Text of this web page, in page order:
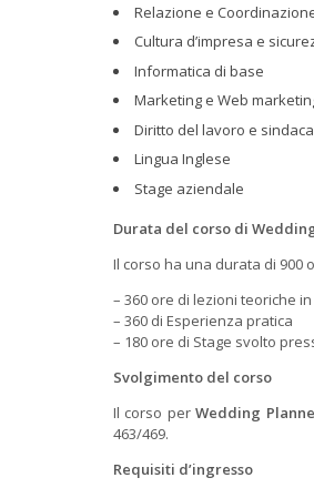
Relazione e
Cultura d’impresa e
Informatica di base
Marketing e Web
Diritto del lavoro e
Lingua Inglese
Stage aziendale
Durata del corso di
Il corso ha una durata di 900
– 360 ore di lezioni teoriche
– 360 di Esperienza pratica
– 180 ore di Stage svolto
Svolgimento del corso
Il corso perWedding
463/469.
Requisiti d’ingresso